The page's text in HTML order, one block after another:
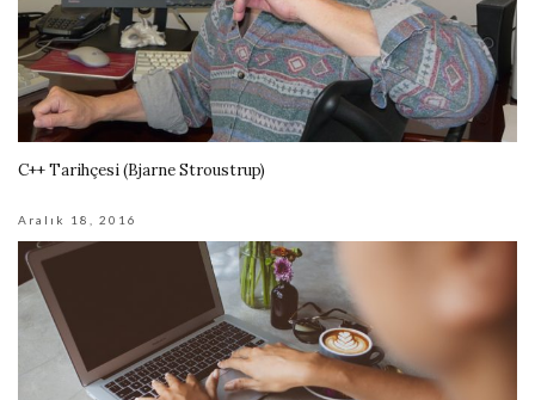
C++ Tarihçesi (Bjarne Stroustrup)
Aralık 18, 2016